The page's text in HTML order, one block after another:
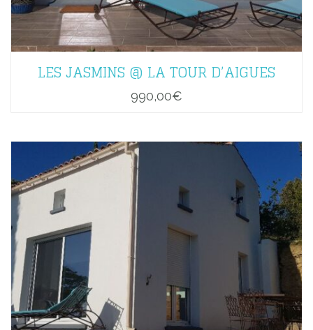
LES JASMINS @ LA TOUR D’AIGUES
990,00€